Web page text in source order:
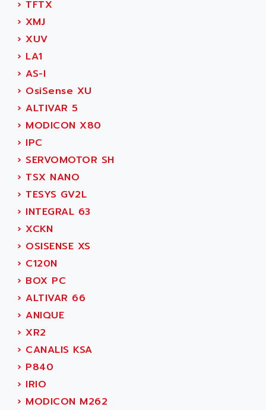
SIMODRIVE 611
NUM 1060
NUM750
NUM750 / NUM760
NUM 750
IPC
INDUCTEL
C500
C200H
CQM1
R88
CQM1H
RECTIVAR 4
ALTIVAR 16
ALTIVAR 66
SQUARE D
SY/MAX
APRIL 3000
ADVANCE TAPES
ADVANCED MOTION CONTROLS
ADVANCED POWER TECHNOLOGY
ADVANCED UV
ADVANTECH
ADVANTYS FTM
ADWIN
AE
AE&T
AEC
AECO
AEE
AEEON
AEES
AEG MODICON
AEL CRYSTALS
AEP
› TFTX
› XMJ
› XUV
› LA1
› AS-I
› OsiSense XU
› ALTIVAR 5
› MODICON X80
› IPC
› SERVOMOTOR SH
› TSX NANO
› TESYS GV2L
› INTEGRAL 63
› XCKN
› OSISENSE XS
› C120N
› BOX PC
› ALTIVAR 66
› ANIQUE
› XR2
› CANALIS KSA
› P840
› IRIO
› MODICON M262